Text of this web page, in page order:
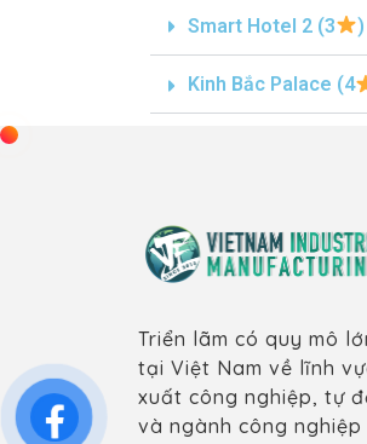
Smart Hotel 2 (3 )
Kinh Bắc Palace (4
Triển lãm có quy mô
tại Việt Nam về lĩnh
xuất công nghiệp, tự
và ngành công